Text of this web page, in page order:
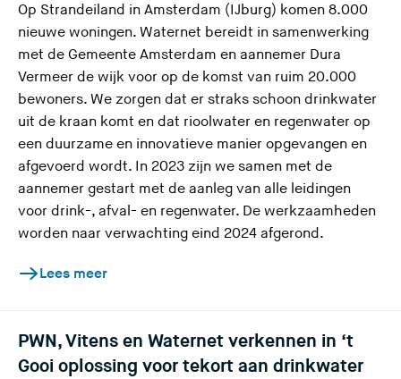
Op Strandeiland in Amsterdam (IJburg) komen 8.000
nieuwe woningen. Waternet bereidt in samenwerking
met de Gemeente Amsterdam en aannemer Dura
Vermeer de wijk voor op de komst van ruim 20.000
bewoners. We zorgen dat er straks schoon drinkwater
uit de kraan komt en dat rioolwater en regenwater op
een duurzame en innovatieve manier opgevangen en
afgevoerd wordt. In 2023 zijn we samen met de
aannemer gestart met de aanleg van alle leidingen
voor drink-, afval- en regenwater. De werkzaamheden
worden naar verwachting eind 2024 afgerond.
Lees meer
PWN, Vitens en Waternet verkennen in ‘t
Gooi oplossing voor tekort aan drinkwater